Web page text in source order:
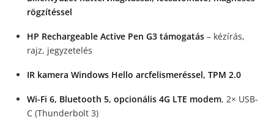
rögzítéssel
HP Rechargeable Active Pen G3 támogatás – kézírás,
rajz, jegyzetelés
IR kamera Windows Hello arcfelismeréssel, TPM 2.0
Wi-Fi 6, Bluetooth 5, opcionális 4G LTE modem, 2× USB-
C (Thunderbolt 3)